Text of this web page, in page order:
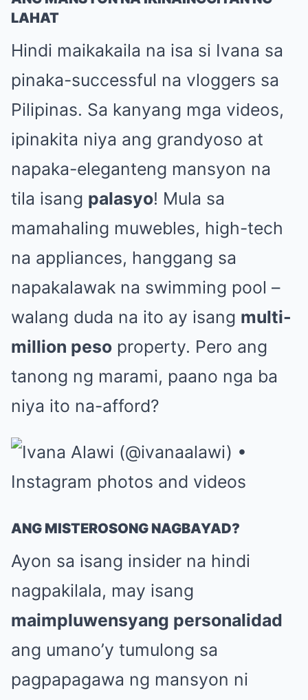
LAHAT
Hindi maikakaila na isa si Ivana sa
pinaka-successful na vloggers sa
Pilipinas. Sa kanyang mga videos,
ipinakita niya ang grandyoso at
napaka-eleganteng mansyon na
tila isang palasyo! Mula sa
mamahaling muwebles, high-tech
na appliances, hanggang sa
napakalawak na swimming pool –
walang duda na ito ay isang multi-
million peso property. Pero ang
tanong ng marami, paano nga ba
niya ito na-afford?
ANG MISTEROSONG NAGBAYAD?
Ayon sa isang insider na hindi
nagpakilala, may isang
maimpluwensyang personalidad
ang umano’y tumulong sa
pagpapagawa ng mansyon ni